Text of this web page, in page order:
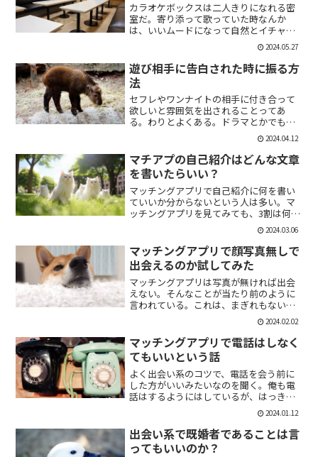
カラオケボックスは二人きりになれる密
室だ。寄り添って歌っていた時なんか
は、いいムードになって自然とイチャイ
チャしはじめてしまうこともある。俺も
よく出会い系で知り合った人とカラオケ
にいったりする。相手もその気だったり
するから、なんかいいムード...
2024.05.27
遊び相手に告白された時に振る方
法
セフレやワンナイトの相手に付き合って
欲しいと雰囲気を出されることってあ
る。わりとよくある。ドラマとかでも、
「1回やっただけで恋人面するな。」みた
いなのがあるけど、現実でもよくある。
そんな時に、相手を気付つけずいかに波
風立てずに振るか。遊び人...
2024.04.12
マチアプの自己紹介はどんな文章
を書いたらいい？
マッチングアプリで自己紹介に何を書い
ていいか分からないという人は多い。マ
ッチングアプリを見てみても、3割は何も
書いていない人がいる。なかには、何を
書いていいか分かりませんー。とだけ書
いている人も。なので、今回の記事はマ
チアプのプロフィールの...
2024.03.06
マッチングアプリで顔写真無しで
出会えるのか試してみた
マッチングアプリは写真が無ければ出会
えない。そんなことが当たり前のように
言われている。これは、まぎれもない事
実だと思う。自分が使う時に写真を載せ
ていない人は無視するし、相手をするに
しても適当にあしらう。写真無しで出会
えるのは、お金が発生する...
2024.02.02
マッチングアプリで電話はしなく
てもいいという話
よく出会い系のコツで、電話を会う前に
した方がいいみたいなのを聞く。俺も電
話はするようにはしているが、はっきり
言っちゃうと電話なんていらない。よっ
ぽど話術や声に自信ある人だけすればい
いと思っている。では、その理由を語っ
ていこう。電話を嫌がる人...
2024.01.12
出会い系で既婚者であることは言
ってもいいのか？